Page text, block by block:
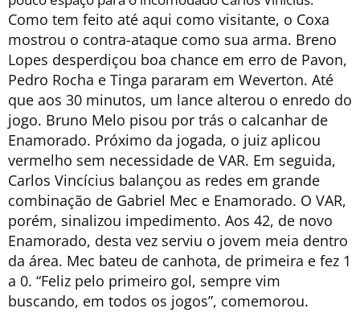
Como tem feito até aqui como visitante, o Coxa
mostrou o contra-ataque como sua arma. Breno
Lopes desperdiçou boa chance em erro de Pavon,
Pedro Rocha e Tinga pararam em Weverton. Até
que aos 30 minutos, um lance alterou o enredo do
jogo. Bruno Melo pisou por trás o calcanhar de
Enamorado. Próximo da jogada, o juiz aplicou
vermelho sem necessidade de VAR. Em seguida,
Carlos Vincícius balançou as redes em grande
combinação de Gabriel Mec e Enamorado. O VAR,
porém, sinalizou impedimento. Aos 42, de novo
Enamorado, desta vez serviu o jovem meia dentro
da área. Mec bateu de canhota, de primeira e fez 1
a 0. “Feliz pelo primeiro gol, sempre vim
buscando, em todos os jogos”, comemorou.